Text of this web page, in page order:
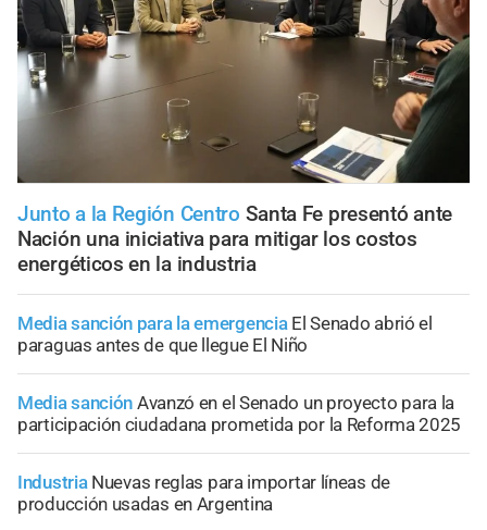
Junto a la Región Centro Santa Fe presentó ante
Nación una iniciativa para mitigar los costos
energéticos en la industria
Media sanción para la emergencia El Senado abrió el
paraguas antes de que llegue El Niño
Media sanción Avanzó en el Senado un proyecto para la
participación ciudadana prometida por la Reforma 2025
Industria Nuevas reglas para importar líneas de
producción usadas en Argentina